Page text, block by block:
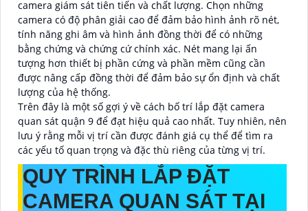
camera giám sát tiên tiến và chất lượng. Chọn những
camera có độ phân giải cao để đảm bảo hình ảnh rõ nét,
tính năng ghi âm và hình ảnh đồng thời để có những
bằng chứng và chứng cứ chính xác. Nét mang lại ấn
tượng hơn thiết bị phần cứng và phần mềm cũng cần
được nâng cấp đồng thời để đảm bảo sự ổn định và chất
lượng của hệ thống.
Trên đây là một số gợi ý về cách bố trí lắp đặt camera
quan sát quận 9 để đạt hiệu quả cao nhất. Tuy nhiên, nên
lưu ý rằng mỗi vị trí cần được đánh giá cụ thể để tìm ra
các yếu tố quan trọng và đặc thù riêng của từng vị trí.
QUY TRÌNH LẮP ĐẶT
CAMERA QUAN SÁT TẠI